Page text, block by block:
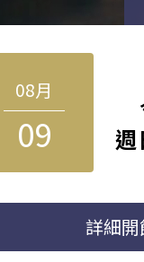
08月
09
詳細